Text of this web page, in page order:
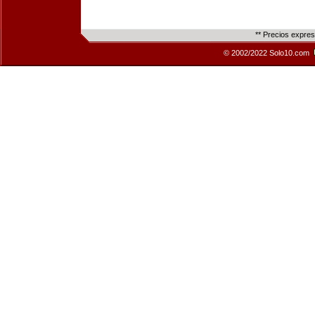
** Precios
© 2002/2022 Solo10.com